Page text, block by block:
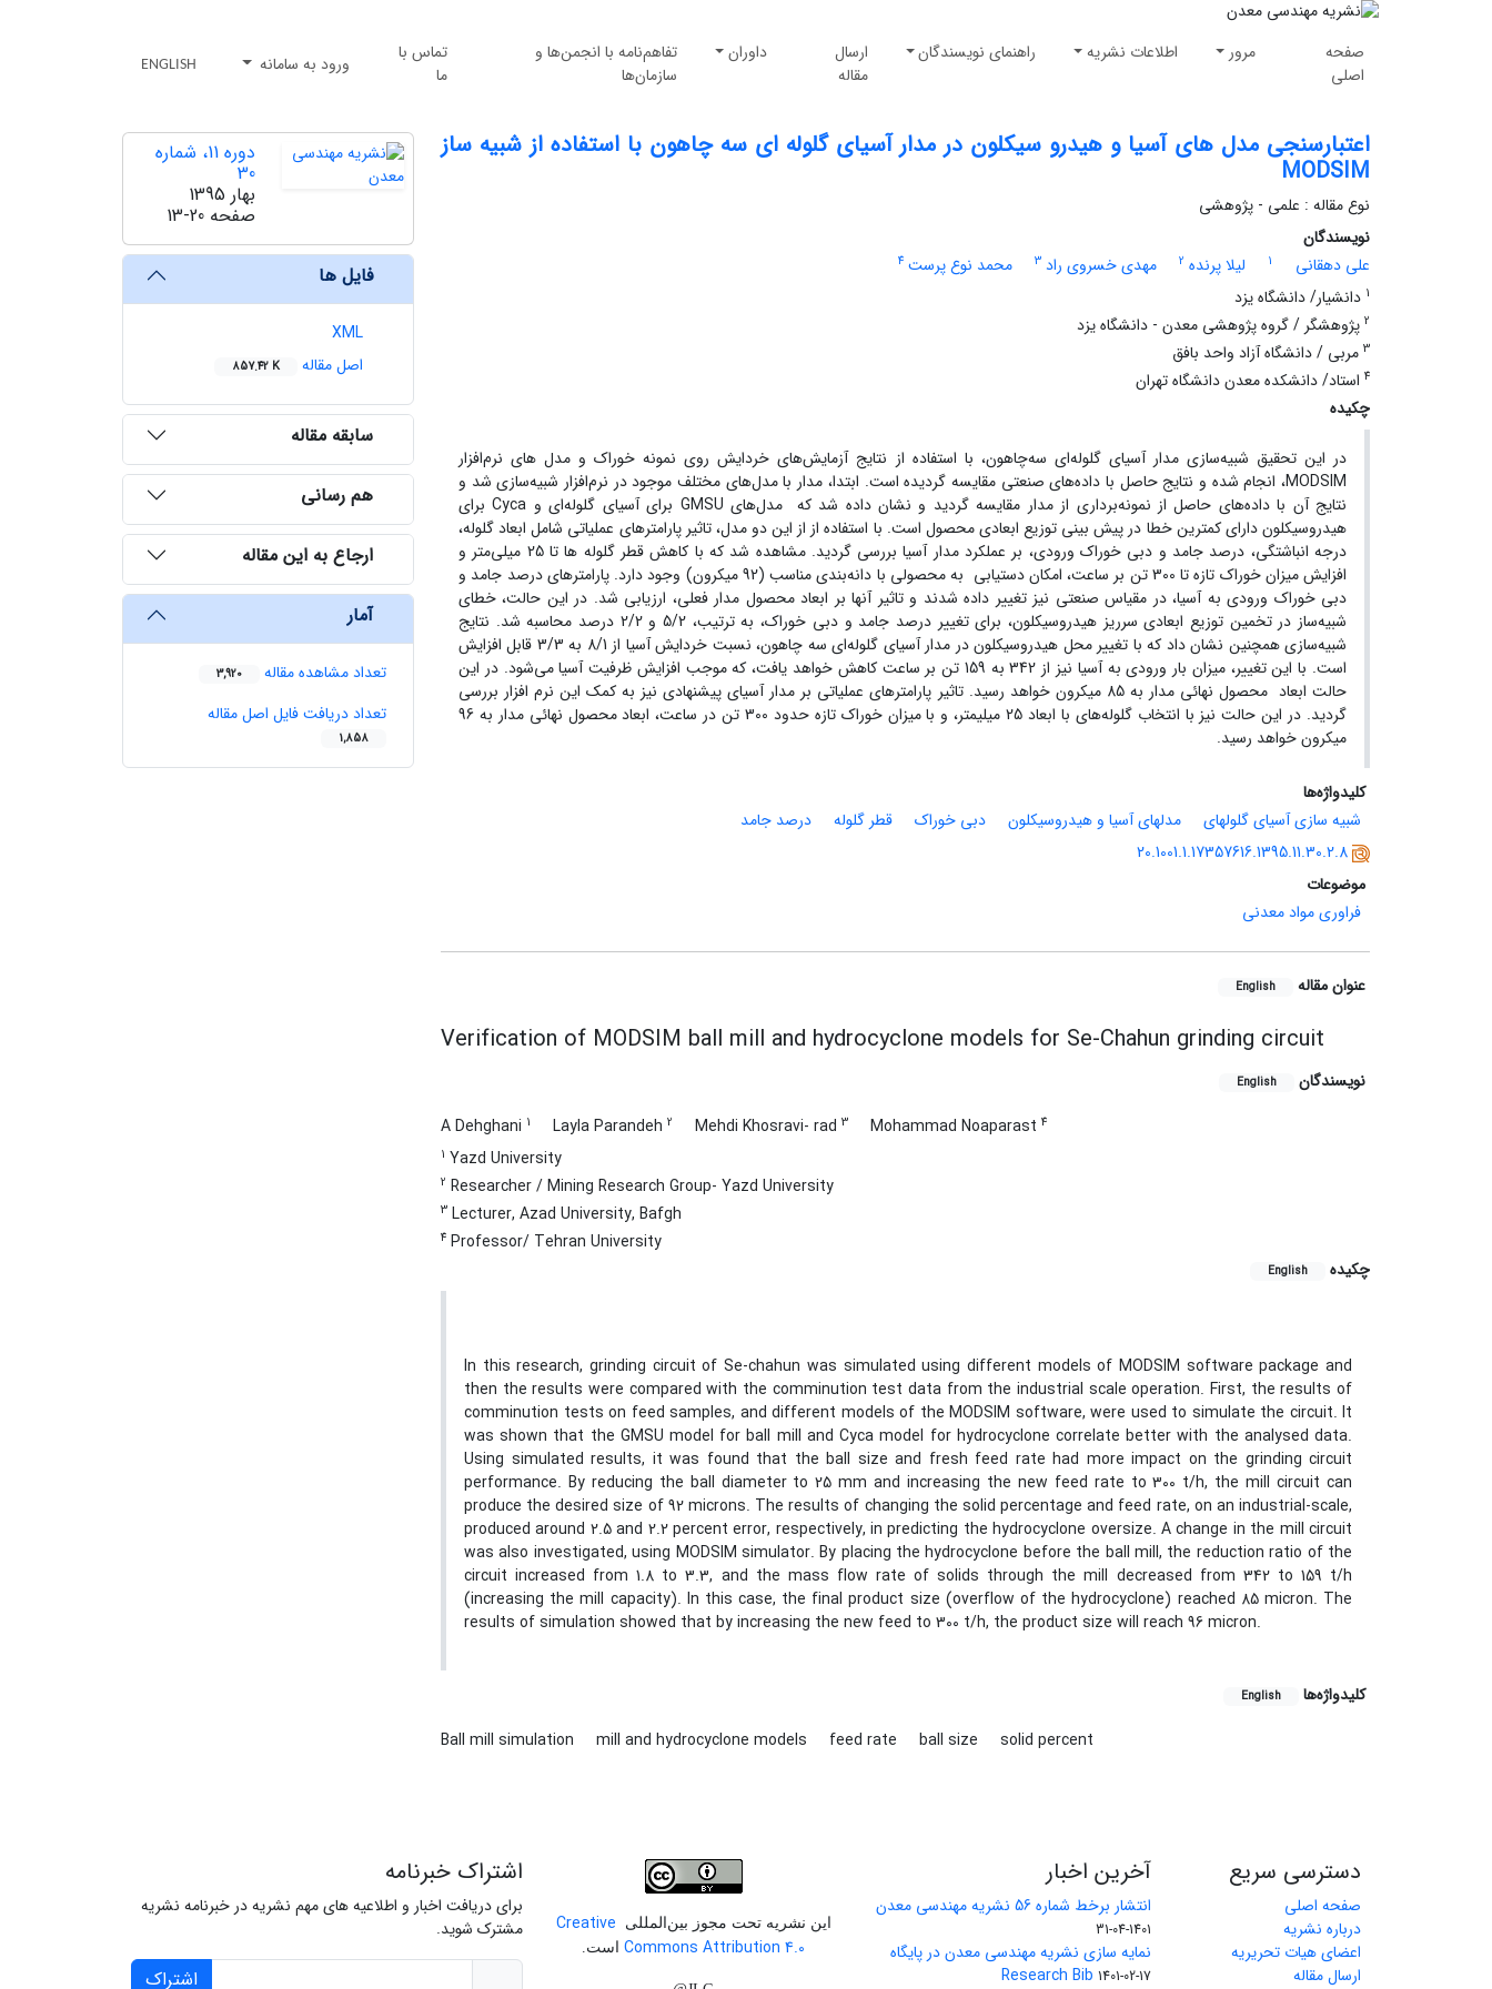
صفحه
اصلی
مرور اطلاعات نشریه راهنمای نویسندگان
ارسال
مقاله
داوران
تفاهم‌نامه با انجمن‌ها و
سازمان‌ها
تماس با
ما
ورود به سامانه ENGLISH
اعتبارسنجی مدل های آسیا و هیدرو سیکلون در مدار آسیای گلوله ای سه چاهون با استفاده از شبیه ساز
MODSIM
نوع مقاله : علمی - پژوهشی
نویسندگان
علی دهقانی
1 لیلا پرنده 2 مهدی خسروی راد 3 محمد نوع پرست 4
1 دانشیار/ دانشگاه یزد
2 پژوهشگر / گروه پژوهشی معدن - دانشگاه یزد
3 مربی / دانشگاه آزاد واحد بافق
4 استاد/ دانشکده معدن دانشگاه تهران
چکیده
در این تحقیق شبیه‌سازی مدار آسیای گلوله‌ای سه‌چاهون، با استفاده از نتایج آزمایش‌های خردایش روی نمونه خوراک و مدل های نرم‌افزار
MODSIM، انجام شده و نتایج حاصل با داده‌های صنعتی مقایسه گردیده است. ابتدا، مدار با مدل‌های مختلف موجود در نرم‌افزار شبیه‌سازی شد و
نتایج آن با داده‌های حاصل از نمونه‌برداری از مدار مقایسه گردید و نشان داده شد که مدل‌های GMSU برای آسیای گلوله‌ای و Cyca برای
هیدروسیکلون دارای کمترین خطا در پیش بینی توزیع ابعادی محصول است. با استفاده از از این دو مدل، تاثیر پارامترهای عملیاتی شامل ابعاد گلوله،
درجه انباشتگی، درصد جامد و دبی خوراک ورودی، بر عملکرد مدار آسیا بررسی گردید. مشاهده شد که با کاهش قطر گلوله ها تا 25 میلی‌متر و
افزایش میزان خوراک تازه تا 300 تن بر ساعت، امکان دستیابی به محصولی با دانه‌بندی مناسب (92 میکرون) وجود دارد. پارامترهای درصد جامد و
دبی خوراک ورودی به آسیا، در مقیاس صنعتی نیز تغییر داده شدند و تاثیر آنها بر ابعاد محصول مدار فعلی، ارزیابی شد. در این حالت، خطای
شبیه‌ساز در تخمین توزیع ابعادی سرریز هیدروسیکلون، برای تغییر درصد جامد و دبی خوراک، به ترتیب، 5/2 و 2/2 درصد محاسبه شد. نتایج
شبیه‌سازی همچنین نشان داد که با تغییر محل هیدروسیکلون در مدار آسیای گلوله‌ای سه چاهون، نسبت خردایش آسیا از 8/1 به 3/3 قابل افزایش
است. با این تغییر، میزان بار ورودی به آسیا نیز از 342 به 159 تن بر ساعت کاهش خواهد یافت، که موجب افزایش ظرفیت آسیا می‌شود. در این
حالت ابعاد محصول نهائی مدار به 85 میکرون خواهد رسید. تاثیر پارامترهای عملیاتی بر مدار آسیای پیشنهادی نیز به کمک این نرم افزار بررسی
گردید. در این حالت نیز با انتخاب گلوله‌های با ابعاد 25 میلیمتر، و با میزان خوراک تازه حدود 300 تن در ساعت، ابعاد محصول نهائی مدار به 96
میکرون خواهد رسید.
کلیدواژه‌ها
شبیه سازی آسیای گلولهای
مدلهای آسیا و هیدروسیکلون دبی خوراک قطر گلوله
درصد جامد
20.1001.1.17357616.1395.11.30.2.8
موضوعات
فراوری مواد معدنی
عنوان مقاله English
Verification of MODSIM ball mill and hydrocyclone models for Se-Chahun grinding circuit
نویسندگان English
A Dehghani 1 Layla Parandeh 2 Mehdi Khosravi- rad 3 Mohammad Noaparast 4
1 Yazd University
2 Researcher / Mining Research Group- Yazd University
3 Lecturer, Azad University, Bafgh
4 Professor/ Tehran University
چکیده
English
In this research, grinding circuit of Se-chahun was simulated using different models of MODSIM software package and
then the results were compared with the comminution test data from the industrial scale operation. First, the results of
comminution tests on feed samples, and different models of the MODSIM software, were used to simulate the circuit. It
was shown that the GMSU model for ball mill and Cyca model for hydrocyclone correlate better with the analysed data.
Using simulated results, it was found that the ball size and fresh feed rate had more impact on the grinding circuit
performance. By reducing the ball diameter to 25 mm and increasing the new feed rate to 300 t/h, the mill circuit can
produce the desired size of 92 microns. The results of changing the solid percentage and feed rate, on an industrial-scale,
produced around 2.5 and 2.2 percent error, respectively, in predicting the hydrocyclone oversize. A change in the mill circuit
was also investigated, using MODSIM simulator. By placing the hydrocyclone before the ball mill, the reduction ratio of the
circuit increased from 1.8 to 3.3, and the mass flow rate of solids through the mill decreased from 342 to 159 t/h
(increasing the mill capacity). In this case, the final product size (overflow of the hydrocyclone) reached 85 micron. The
results of simulation showed that by increasing the new feed to 300 t/h, the product size will reach 96 micron.
کلیدواژه‌ها English
Ball mill simulation mill and hydrocyclone models feed rate ball size solid percent
دوره 11، شماره
30
بهار 1395
صفحه13-20
فایل ها
XML
اصل مقاله
857.42 K
سابقه مقاله
هم رسانی
ارجاع به این مقاله
آمار
تعداد مشاهده مقاله 3,920
تعداد دریافت فایل اصل مقاله
1,858
دسترسی سریع
صفحه اصلی
درباره نشریه
اعضای هیات تحریریه
ارسال مقاله
آخرین اخبار
انتشار برخط شماره 56 نشریه مهندسی معدن
1401-04-31
نمایه سازی نشریه مهندسی معدن در پایگاه
Research Bib 1401-02-17
این نشریه تحت مجوز بین‌المللی
Creative
Commons Attribution 4.0
است.
اشتراک خبرنامه
برای دریافت اخبار و اطلاعیه های مهم نشریه در خبرنامه نشریه
مشترک شوید.
اشتراک